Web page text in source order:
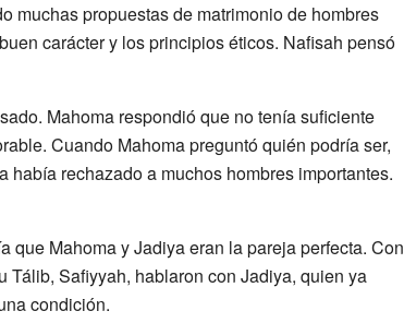
muchas propuestas de matrimonio de hombres
carácter y los principios éticos. Nafisah pensó
Mahoma respondió que no tenía suficiente
Cuando Mahoma preguntó quién podría ser,
rechazado a muchos hombres importantes.
que Mahoma y Jadiya eran la pareja perfecta. Con
Safiyyah, hablaron con Jadiya, quien ya
condición.